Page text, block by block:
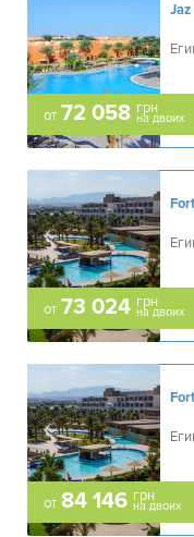
от 72 058 грн
на двоих
от 73 024 грн
на двоих
от 84 146 грн
на двоих